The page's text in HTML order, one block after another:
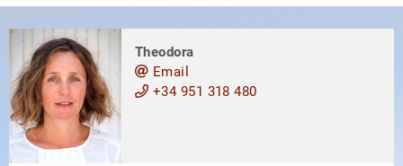
Theodora
Email
+34 951 318 480